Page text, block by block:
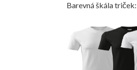
Barevná škála triček: